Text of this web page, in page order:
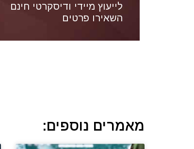
לייעוץ מיידי ודיסקרטי חינם
השאירו פרטים
מאמרים נוספים: